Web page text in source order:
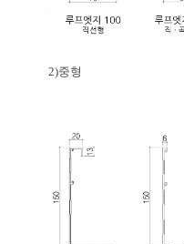
2)중형